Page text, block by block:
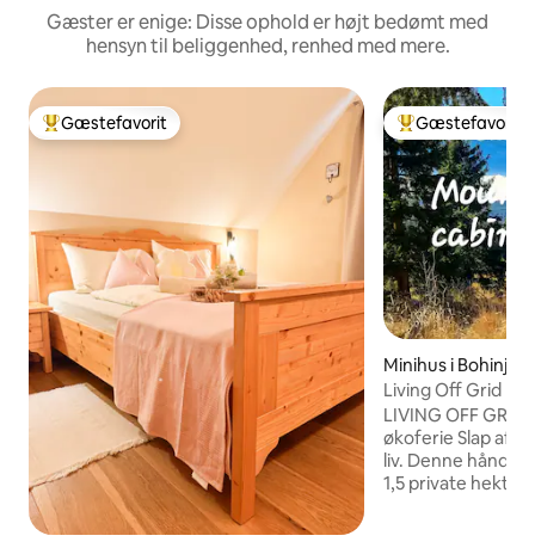
Gæster er enige: Disse ophold er højt bedømt med
hensyn til beliggenhed, renhed med mere.
Bedste gæstefavorit
Gæstefavorit Bedste
Gæstefavorit
Minihus i Bohinj
Living Off Grid
par
LIVING OFF
økoferie Slap af,
liv. Denne
1,5 private hektar